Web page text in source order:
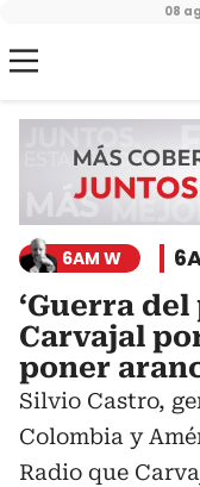
08
6AM W
‘Guerra
Carvajal
poner
Silvio Castro,
Colombia y
Radio que